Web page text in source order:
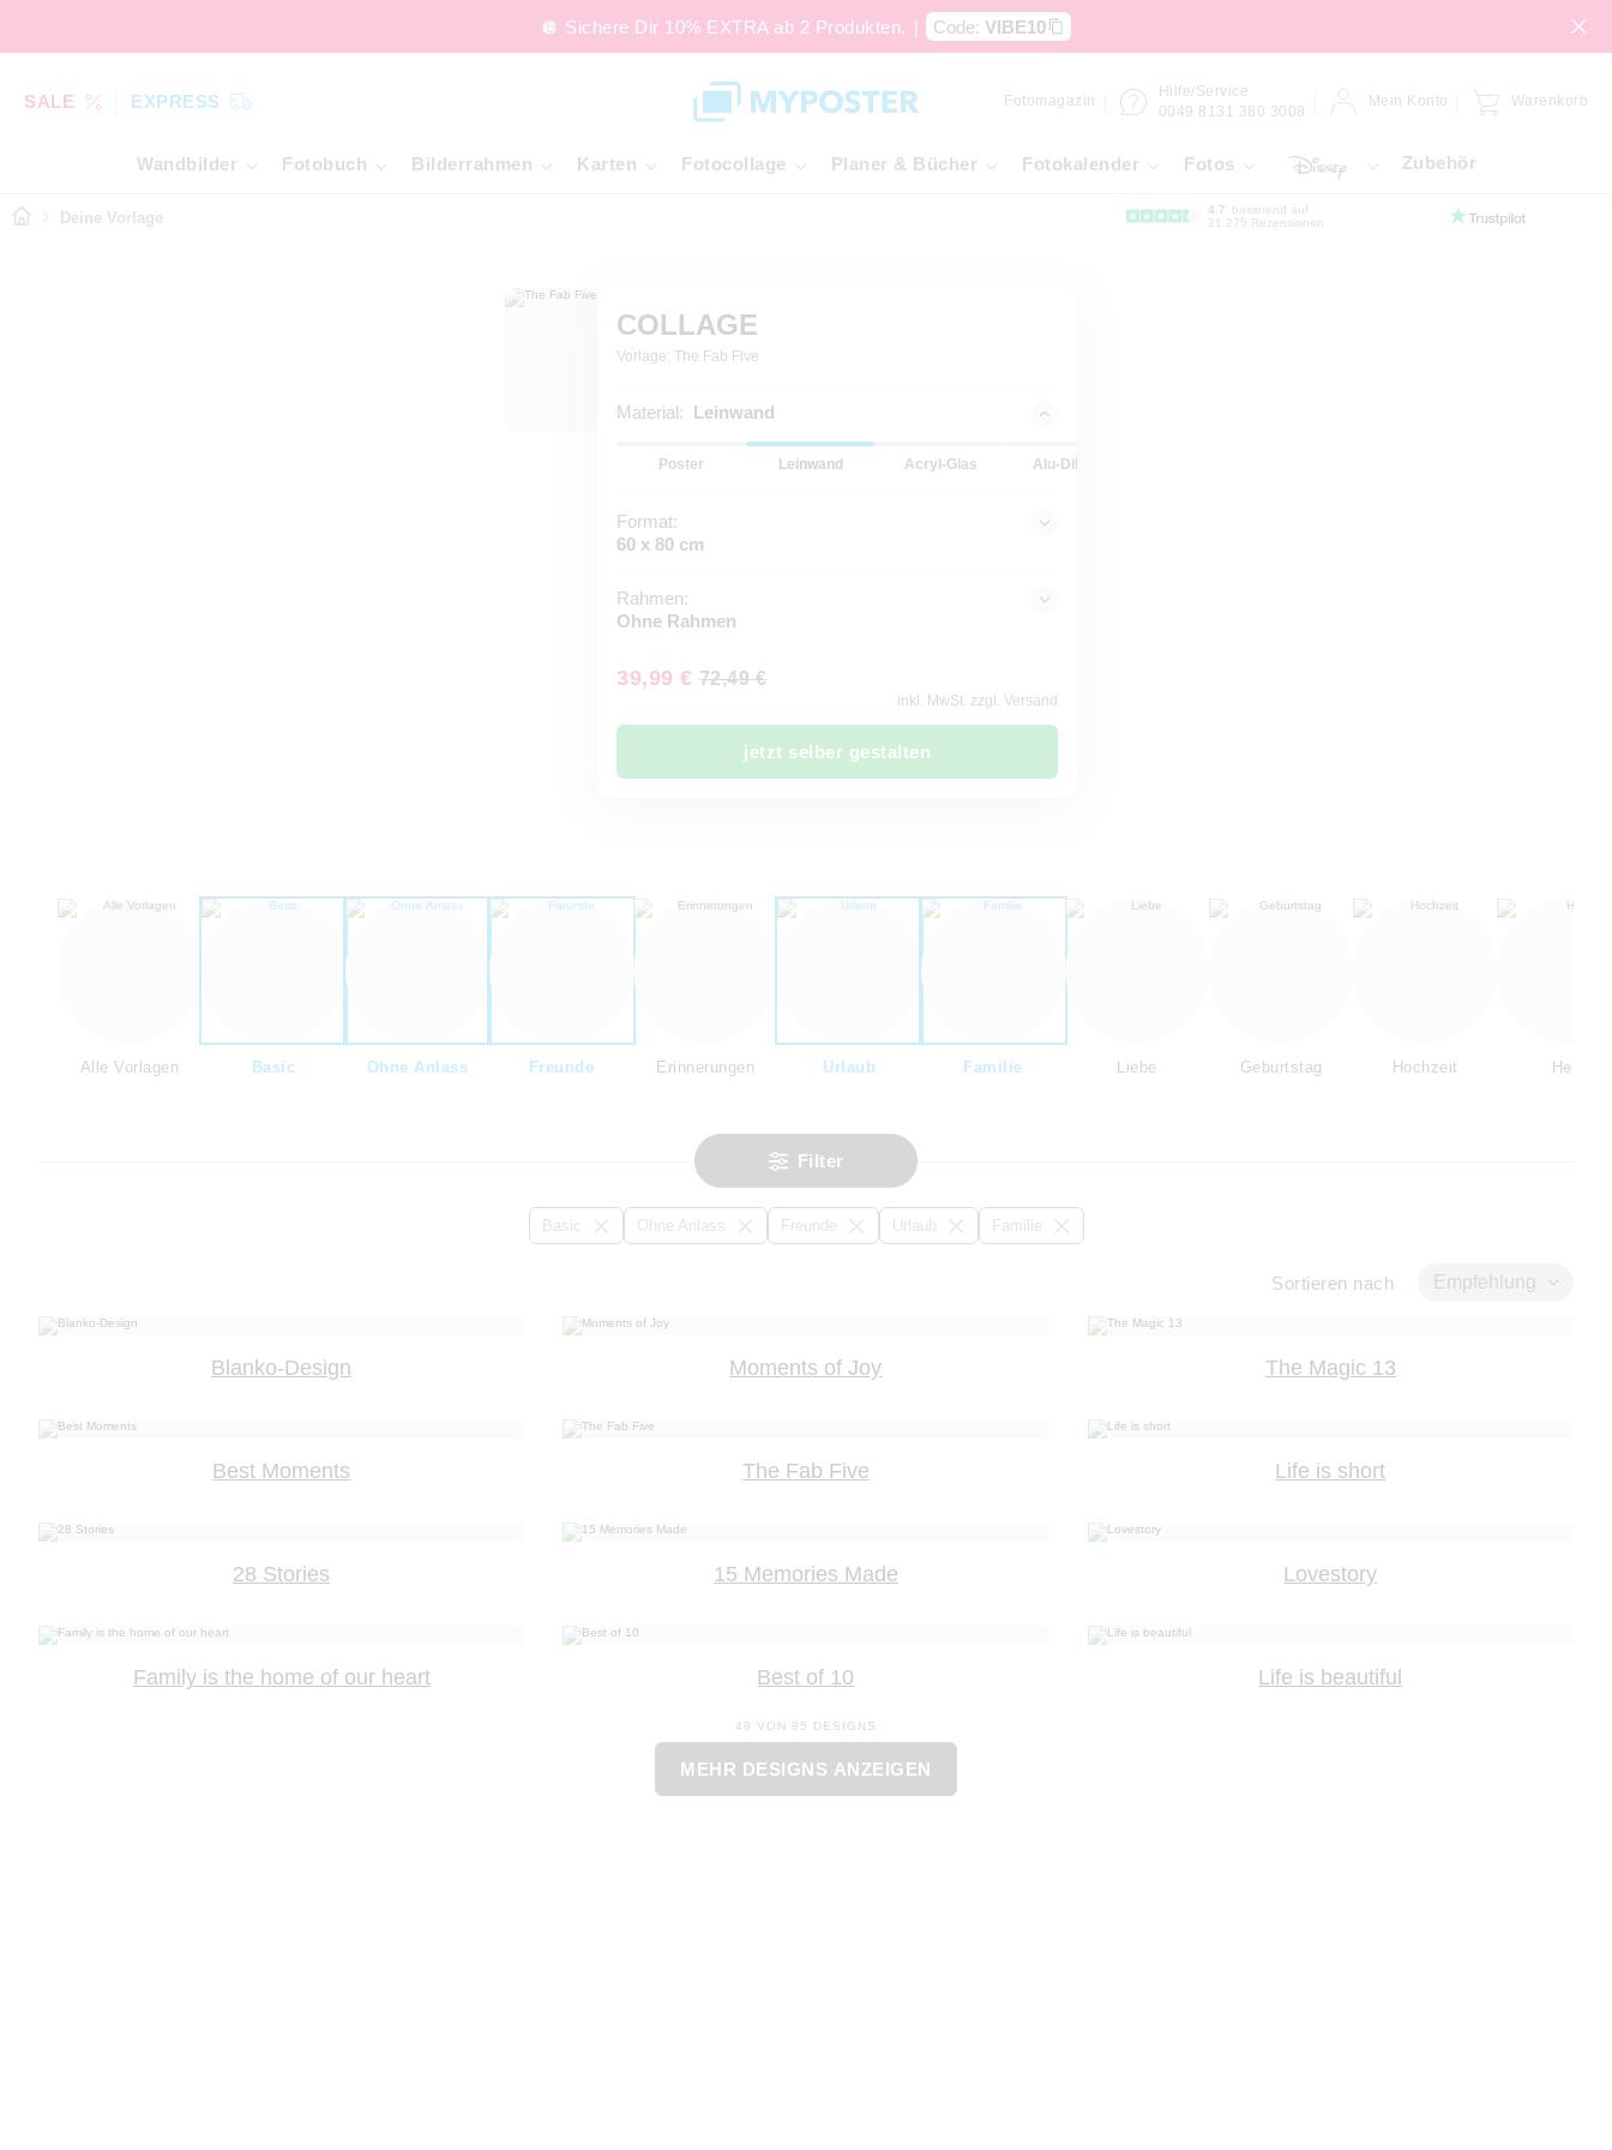
🪩 Sichere Dir 10% EXTRA ab 2 Produkten. | Code: VIBE10
SALE EXPRESS Fotomagazin
Hilfe/Service
0049 8131 380 3008
Mein Konto Warenkorb
Wandbilder Fotobuch Bilderrahmen Karten Fotocollage Planer & Bücher Fotokalender Fotos Zubehör
Deine Vorlage 4.7
basierend auf
21.275 Rezensionen
COLLAGE
Vorlage: The Fab Five
Material: Leinwand
Poster Leinwand Acryl-Glas Alu-Dibond
Format:
60 x 80 cm
Rahmen:
Ohne Rahmen
39,99 € 72,49 €
inkl. MwSt. zzgl. Versand
jetzt selber gestalten
Alle Vorlagen Basic Ohne Anlass Freunde Erinnerungen Urlaub Familie Liebe Geburtstag Hochzeit Herz
Filter
Basic Ohne Anlass Freunde Urlaub Familie
Sortieren nach Empfehlung
Blanko-Design Moments of Joy The Magic 13
Best Moments The Fab Five Life is short
28 Stories 15 Memories Made Lovestory
Family is the home of our heart Best of 10 Life is beautiful
48 VON 85 DESIGNS
MEHR DESIGNS ANZEIGEN